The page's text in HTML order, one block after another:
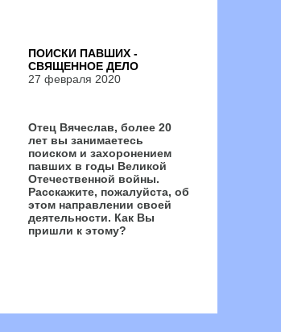
ПОИСКИ ПАВШИХ -
СВЯЩЕННОЕ ДЕЛО
27 февраля 2020
Отец Вячеслав, более 20
лет вы занимаетесь
поиском и захоронением
павших в годы Великой
Отечественной войны.
Расскажите, пожалуйста, об
этом направлении своей
деятельности. Как Вы
пришли к этому?